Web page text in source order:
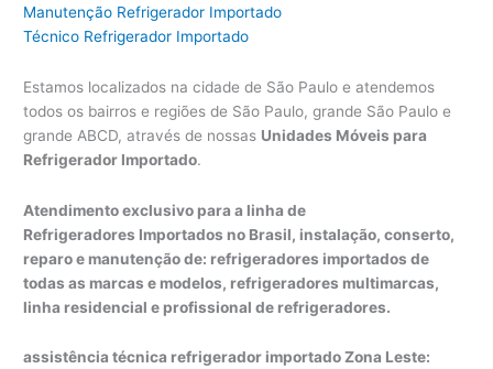
Manutenção Refrigerador Importado
Técnico Refrigerador Importado
Estamos localizados na cidade de São Paulo e atendemos
todos os bairros e regiões de São Paulo, grande São Paulo e
grande ABCD, através de nossas Unidades Móveis para
Refrigerador Importado.
Atendimento exclusivo para a linha de
Refrigeradores Importados no Brasil, instalação, conserto,
reparo e manutenção de: refrigeradores importados de
todas as marcas e modelos, refrigeradores multimarcas,
linha residencial e profissional de refrigeradores.
assistência técnica refrigerador importado Zona Leste: